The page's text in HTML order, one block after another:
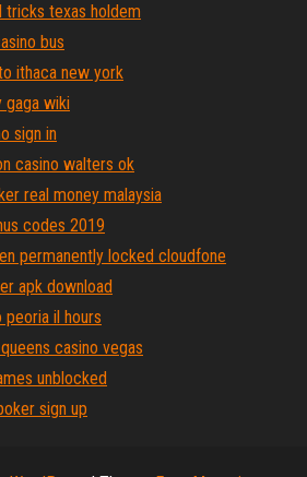
tricks texas holdem
bus
ithaca new york
gaga wiki
sign in
casino walters ok
real money malaysia
codes 2019
permanently locked cloudfone
apk download
peoria il hours
casino vegas
unblocked
sign up